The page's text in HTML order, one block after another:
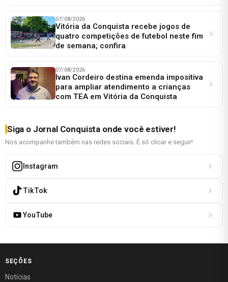
07/08/2026
Vitória da Conquista recebe jogos de
quatro competições de futebol neste fim
de semana; confira
07/08/2026
Ivan Cordeiro destina emenda impositiva
para ampliar atendimento a crianças
com TEA em Vitória da Conquista
Siga o Jornal Conquista onde você estiver!
Nos acompanhe também nas redes sociais. É só clicar e seguir!
Instagram
TikTok
YouTube
SEÇÕES
Notícias